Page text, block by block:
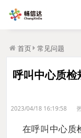
首页 常见问题
呼叫中心质
2023/04/18 16:19:58
在呼叫中心质